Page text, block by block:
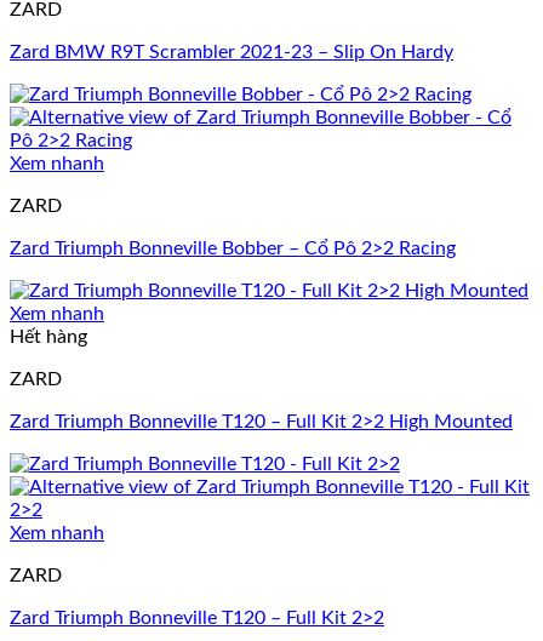
ZARD
Zard BMW R9T Scrambler 2021-23 – Slip On Hardy
Xem nhanh
ZARD
Zard Triumph Bonneville Bobber – Cổ Pô 2>2 Racing
Xem nhanh
Hết hàng
ZARD
Zard Triumph Bonneville T120 – Full Kit 2>2 High Mounted
Xem nhanh
ZARD
Zard Triumph Bonneville T120 – Full Kit 2>2